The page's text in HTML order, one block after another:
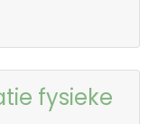
fysieke